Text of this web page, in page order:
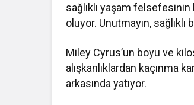
sağlıklı yaşam felsefesinin
oluyor. Unutmayın, sağlıklı
Miley Cyrus’un boyu ve
alışkanlıklardan kaçınma
arkasında yatıyor.